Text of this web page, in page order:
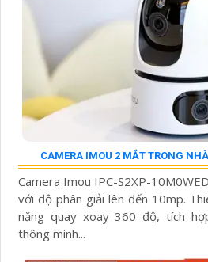
CAMERA IMOU 2 MẮT TRONG
Camera Imou IPC-S2XP-
với độ phân giải lên đến 10mp.
năng quay xoay 360 độ, tích
thông minh...